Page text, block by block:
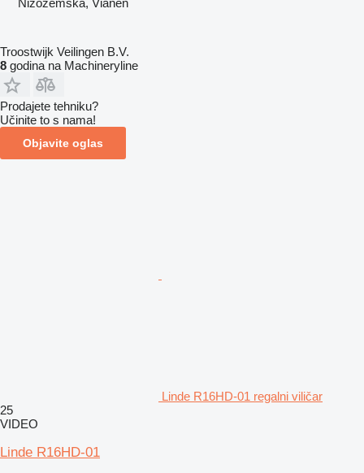
Nizozemska, Vianen
Troostwijk Veilingen B.V.
8 godina na Machineryline
Prodajete tehniku?
Učinite to s nama!
Objavite oglas
Linde R16HD-01 regalni viličar
25
VIDEO
Linde R16HD-01